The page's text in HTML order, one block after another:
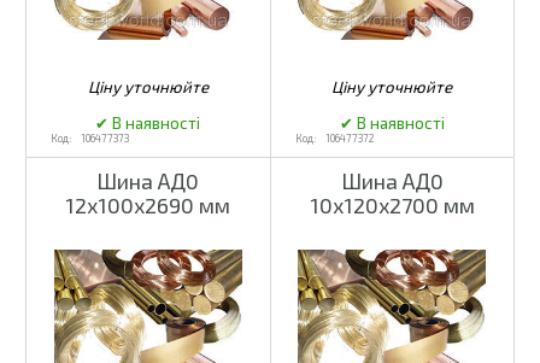
106477373 106477372
Шина АД0
12х100х2690 мм
Шина АД0
10х120х2700 мм